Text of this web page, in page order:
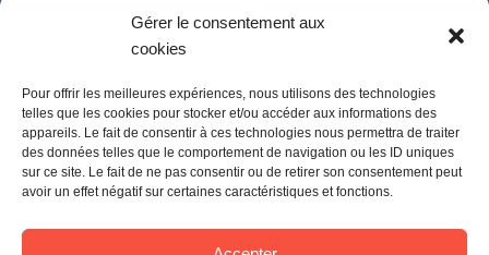
Gérer le consentement aux
cookies
Pour offrir les meilleures expériences, nous utilisons des technologies
telles que les cookies pour stocker et/ou accéder aux informations des
appareils. Le fait de consentir à ces technologies nous permettra de traiter
des données telles que le comportement de navigation ou les ID uniques
sur ce site. Le fait de ne pas consentir ou de retirer son consentement peut
avoir un effet négatif sur certaines caractéristiques et fonctions.
pour l’accompagner si besoin.
Le travail du formateur intégrera les caractéristiques du handicap